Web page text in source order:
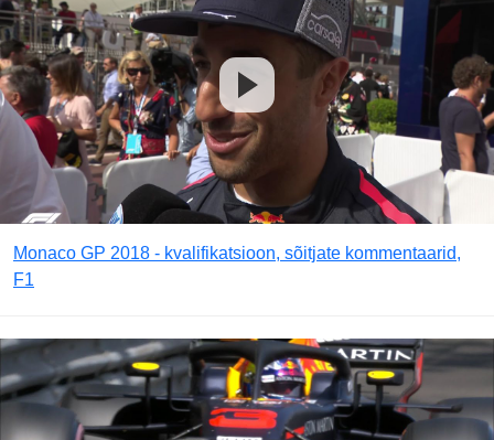
Monaco GP 2018 - kvalifikatsioon, sõitjate kommentaarid,
F1